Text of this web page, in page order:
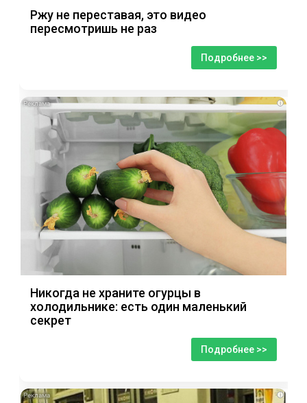
Ржу не переставая, это видео
пересмотришь не раз
Подробнее >>
i
Никогда не храните огурцы в
холодильнике: есть один маленький
секрет
Подробнее >>
i